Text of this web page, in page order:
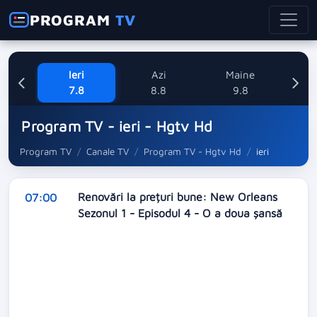
PROGRAMTV
Ieri
7.8
Azi
8.8
Maine
9.8
Program TV - ieri - Hgtv Hd
Program TV Canale TV Program TV - Hgtv Hd ieri
07:00
Renovări la prețuri bune: New Orleans
Sezonul 1 - Episodul 4 - O a doua șansă